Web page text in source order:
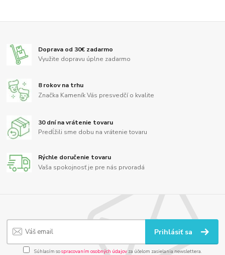
Doprava od 30€ zadarmo
Využite dopravu úplne zadarmo
8 rokov na trhu
Značka Kameník Vás presvedčí o kvalite
30 dní na vrátenie tovaru
Predĺžili sme dobu na vrátenie tovaru
Rýchle doručenie tovaru
Vaša spokojnosť je pre nás prvoradá
Prihlásiť sa
Súhlasím sospracovaním osobných údajov za účelom zasielania newslettera.